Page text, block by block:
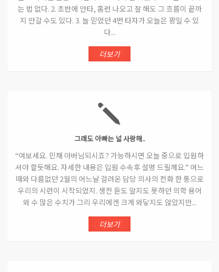
는 법 없다. 2. 초반에 안타, 홈런 나오고 잘 해도 그 흐름이 끝까
지 안갈 수도 있다. 3. 늘 믿었던 4번 타자가 오늘은 꽝일 수 있
다...
더보기
그래도 아빠는 널 사랑해..
“여보세요. 민채 아버님되시죠? 가능하시면 오늘 중으로 입원하
셔야 할듯해요. 자세한 내용은 입원 수속후 설명 드릴께요.” 여느
때와 다름없던 2월의 어느날 걸려온 담당 의사의 전화 한 통으로
우리의 시련이 시작되었지. 생전 듣도 알지도 못하던 의학 용어
와 수 많은 수치가 그리 우리에겐 크게 와닿지도 않았지만...
더보기